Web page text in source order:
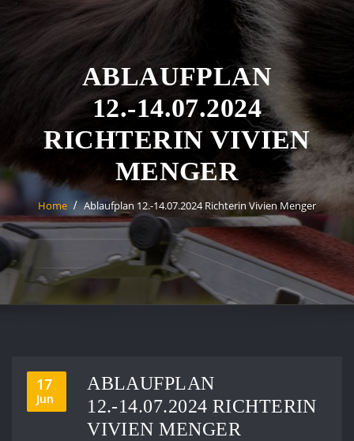
ABLAUFPLAN
12.-14.07.2024
RICHTERIN VIVIEN
MENGER
Home Ablaufplan 12.-14.07.2024 Richterin Vivien Menger
17
Jun
ABLAUFPLAN
12.-14.07.2024 RICHTERIN
VIVIEN MENGER